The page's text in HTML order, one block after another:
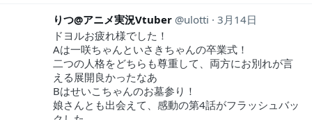
りつ@アニメ実況Vtuber ulotti
3月14日
ドヨルお疲れ様でした！
Aは一咲ちゃんといさきちゃんの卒業式！
二つの人格をどちらも尊重して、両方にお別れが言
える展開良かったなあ
Bはせいこちゃんのお墓参り！
娘さんとも出会えて、感動の第4話がフラッシュバッ